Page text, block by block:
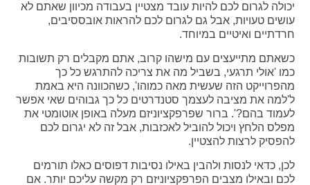
יכולה לגרום לכם להיות עובד מצטיין בעבודה מכיוון שאתם לא
עושים טעויות, אבל גם לגרום לכם להראות אובססיבים,
חרדתיים ואיטיים במיוחד.
כשאתם מתייעצים עם מישהו קרוב, אתם מקבלים רק תשובות
כמו 'אולי תרגעי, בשביל מה את צריכה להתרגש כל כך
מהפרוייקט הזה שעשית מאה כמוהו', כשהכוונה היא באמת
ל'למה את מציבה לעצמך סטנדרטים כל כך גבוהים שאי אפשר
לעמוד בהם?'. ברור שפרפקציוניזם מעלה באופן אוטומטי את
מפלס הלחץ ויכול להוביל לאכזבות, אבל זה לא יגרום לכם
להפסיק לרצות להצטיין.
לכן, כדאי לנסות ולהבין באילו נסיבות דפוסים כאלו תורמים
לכם ובאילו מצבים הפרפקציוניזם רק מקשה עליכם יותר. אם